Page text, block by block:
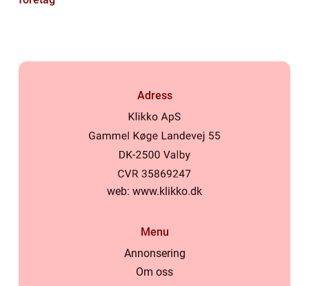
Adress
web: www.klikko.dk
Menu
Annonsering
Om oss